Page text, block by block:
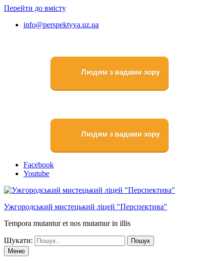
Перейти до вмісту
info@perspektyva.uz.ua
Людям з вадами зору
Людям з вадами зору
Faceboоk
Youtube
Ужгородський мистецький ліцей "Перспектива"
Tempora mutantur et nos mutamur in illis
Шукати:
Меню